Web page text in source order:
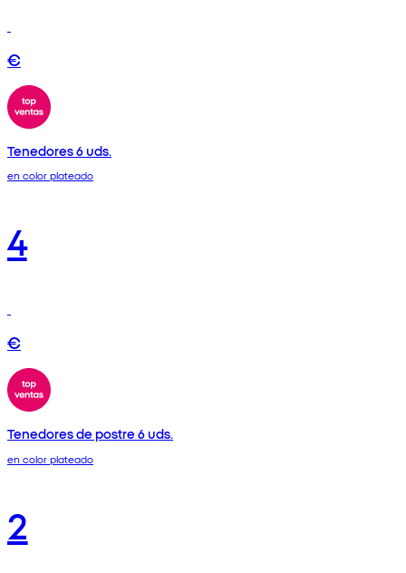
€
Tenedores 6 uds.
en color plateado
4
€
Tenedores de postre 6 uds.
en color plateado
2